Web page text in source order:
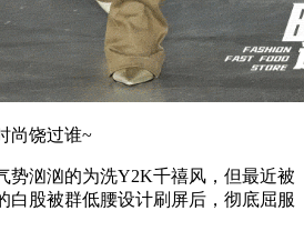
饶过谁~
汹汹的为洗Y2K千禧风，但最近被
白股被群低腰设计刷屏后，彻底屈服